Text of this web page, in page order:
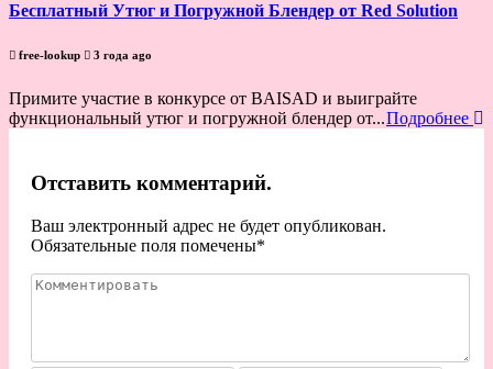
Бесплатный Утюг и Погружной Блендер от Red Solution
free-lookup 3 года ago
Примите участие в конкурсе от BAISAD и выиграйте
функциональный утюг и погружной блендер от...Подробнее
Отставить комментарий.
Ваш электронный адрес не будет опубликован.
Обязательные поля помечены*